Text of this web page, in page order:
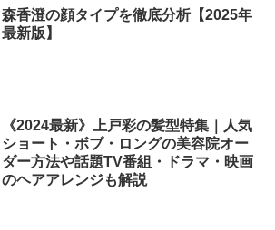
森香澄の顔タイプを徹底分析【2025年
最新版】
《2024最新》上戸彩の髪型特集｜人気
ショート・ボブ・ロングの美容院オー
ダー方法や話題TV番組・ドラマ・映画
のヘアアレンジも解説